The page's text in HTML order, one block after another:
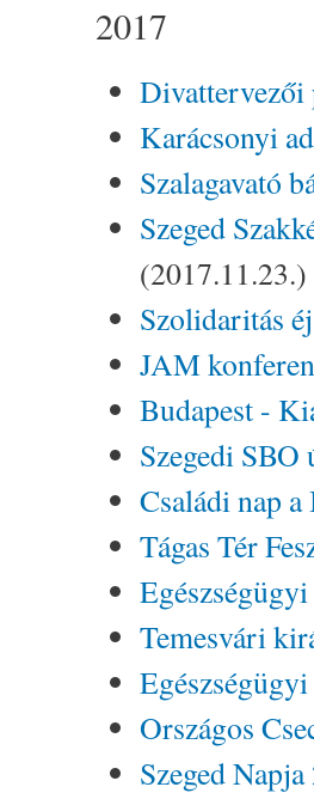
2017
Divattervezői
Karácsonyi
Szalagavató
Szeged
(2017.11.23.)
Szolidaritás
JAM
Budapest -
Szegedi
Családi nap
Tágas Tér
Temesvári
Országos
Szeged